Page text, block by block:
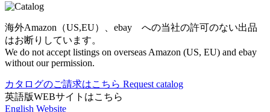
海外Amazon（US,EU）、ebay への当社の許可のない出品
はお断りしています。
We do not accept listings on overseas Amazon (US, EU) and ebay
without our permission.
カタログのご請求はこちら Request catalog
英語版WEBサイトはこちら
English Website